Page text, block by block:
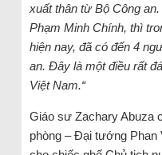
xuất thân từ Bộ Công
Phạm Minh Chính, thì
hiện nay, đã có đến 4
an. Đây là một điều rất
Việt Nam.“
Giáo sư Zachary Abuza
phòng – Đại tướng Phan